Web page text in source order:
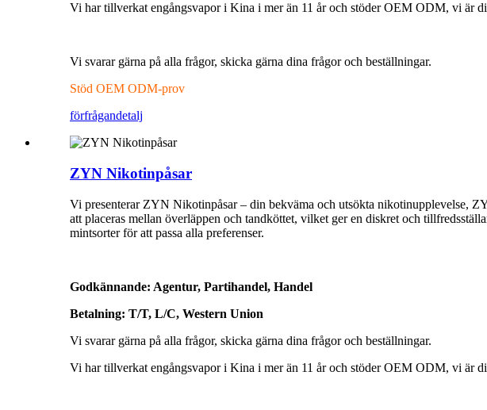
Vi har tillverkat engångsvapor i Kina i mer än 11 ​​år och stöder OEM ODM, vi är
Vi svarar gärna på alla frågor, skicka gärna dina frågor och beställningar.
Stöd OEM ODM-prov
förfrågandetalj
ZYN Nikotinpåsar
Vi presenterar ZYN Nikotinpåsar – din bekväma och utsökta nikotinupplevelse,
att placeras mellan överläppen och tandköttet, vilket ger en diskret och
mintsorter för att passa alla preferenser.
Godkännande: Agentur, Partihandel, Handel
Betalning: T/T, L/C, Western Union
Vi svarar gärna på alla frågor, skicka gärna dina frågor och beställningar.
Vi har tillverkat engångsvapor i Kina i mer än 11 ​​år och stöder OEM ODM, vi är